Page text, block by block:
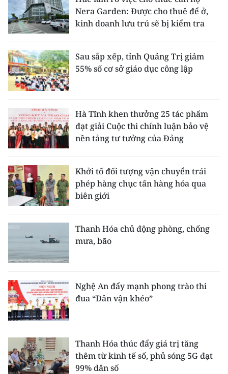
Nera Garden: Được cho thuê để ở,
kinh doanh lưu trú sẽ bị kiểm tra
Sau sắp xếp, tỉnh Quảng Trị giảm
55% số cơ sở giáo dục công lập
Hà Tĩnh khen thưởng 25 tác phẩm
đạt giải Cuộc thi chính luận bảo vệ
nền tảng tư tưởng của Đảng
Khởi tố đối tượng vận chuyển trái
phép hàng chục tấn hàng hóa qua
biên giới
Thanh Hóa chủ động phòng, chống
mưa, bão
Nghệ An đẩy mạnh phong trào thi
đua “Dân vận khéo”
Thanh Hóa thúc đẩy giá trị tăng
thêm từ kinh tế số, phủ sóng 5G đạt
99% dân số